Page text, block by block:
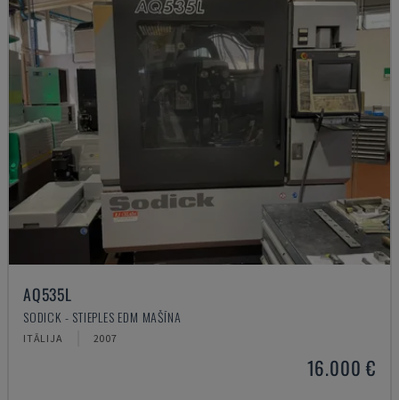
AQ535L
SODICK - STIEPLES EDM MAŠĪNA
ITĀLIJA 2007
16.000 €